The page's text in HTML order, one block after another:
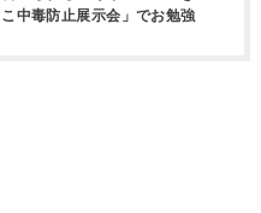
こ中毒防止展示会」でお勉強